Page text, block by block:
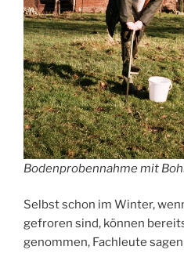
Bodenprobennahme mit
Selbst schon im Winter,
gefroren sind, können
genommen, Fachleute